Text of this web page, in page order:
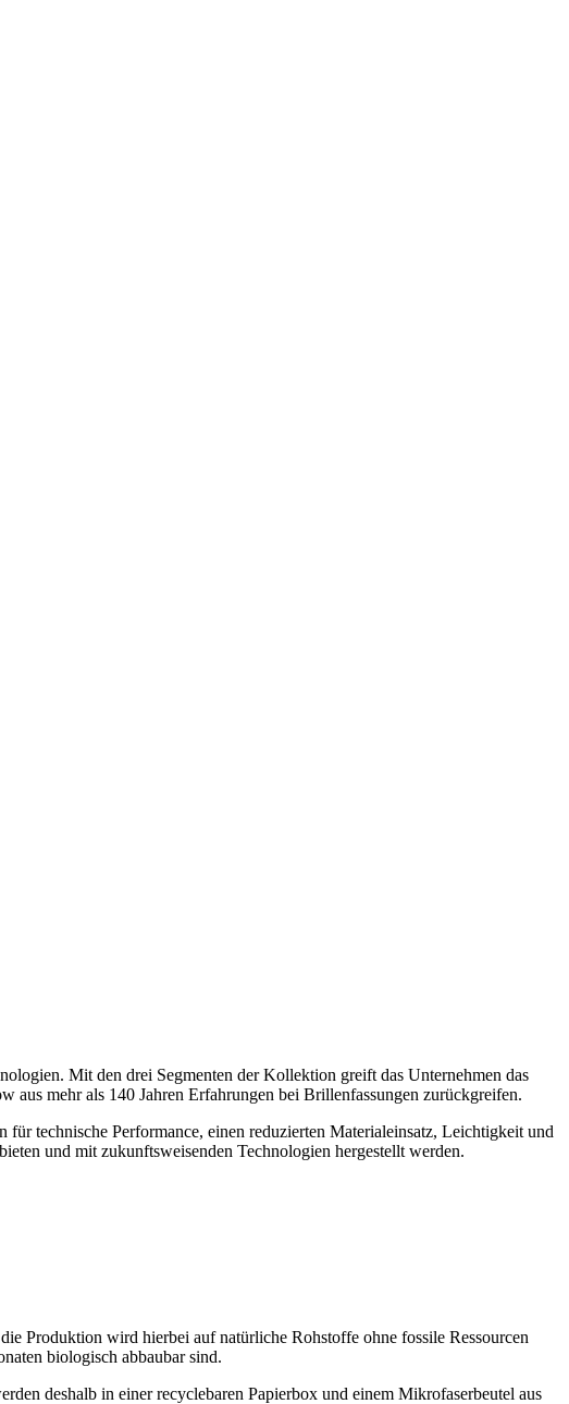
Mit den drei Segmenten der Kollektion greift das Unternehmen das
mehr als 140 Jahren Erfahrungen bei Brillenfassungen zurückgreifen.
technische Performance, einen reduzierten Materialeinsatz, Leichtigkeit und
und mit zukunftsweisenden Technologien hergestellt werden.
Produktion wird hierbei auf natürliche Rohstoffe ohne fossile Ressourcen
biologisch abbaubar sind.
deshalb in einer recyclebaren Papierbox und einem Mikrofaserbeutel aus